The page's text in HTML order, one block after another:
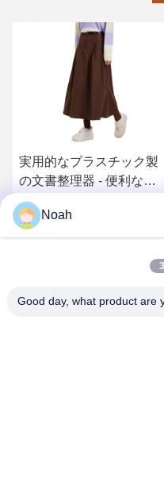
実用的なプラスチック製
の文書整理器 - 便利なボ
タンの閉じる 整理を保つ
最良 の 価格 を 入手 する
Noah
Good day, what product are